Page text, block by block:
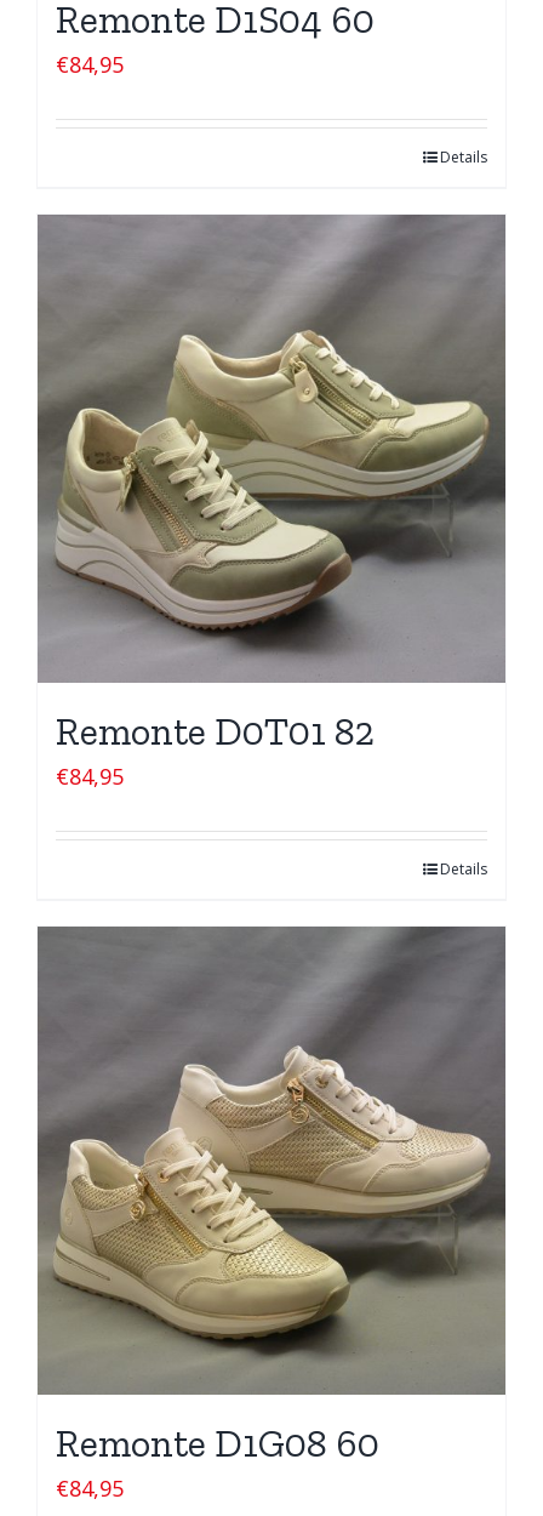
Remonte D1S04 60
€84,95
Details
Remonte D0T01 82
€84,95
Details
Remonte D1G08 60
€84,95